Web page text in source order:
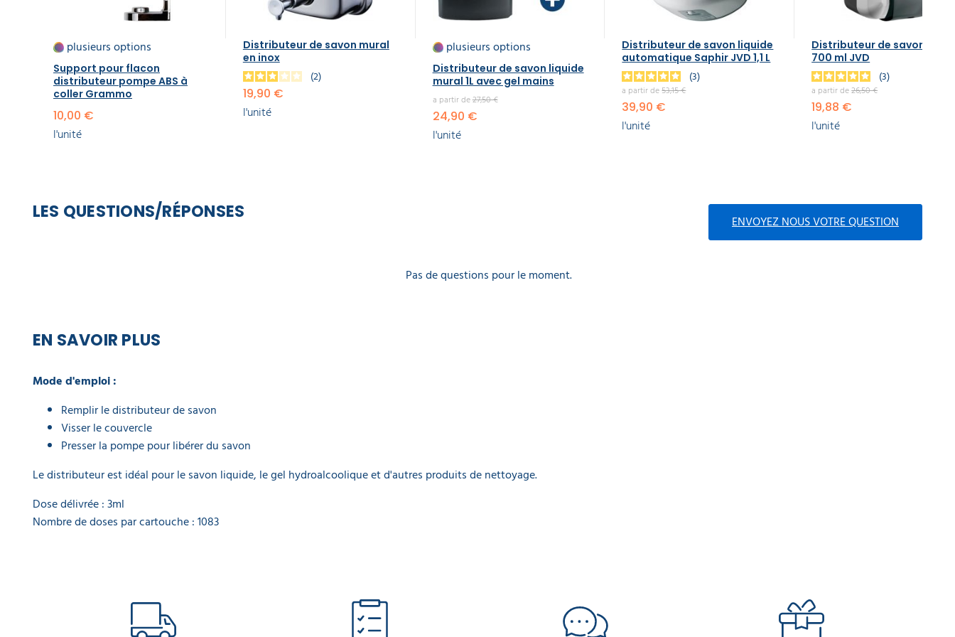
plusieurs options
Support pour flacon
distributeur pompe ABS à
coller Grammo
10,00 €
l'unité
Distributeur de savon mural
en inox
2
19,90 €
l'unité
plusieurs options
Distributeur de savon liquide
mural 1L avec gel mains
a partir de27,50 €
24,90 €
l'unité
Distributeur de savon liquide
automatique Saphir JVD 1,1 L
3
a partir de53,15 €
39,90 €
l'unité
Distributeur de savon
700 ml JVD
3
a partir de26,50 €
19,88 €
l'unité
LES QUESTIONS/RÉPONSES ENVOYEZ NOUS VOTRE QUESTION
Pas de questions pour le moment.
EN SAVOIR PLUS
Mode d'emploi :
Remplir le distributeur de savon
Visser le couvercle
Presser la pompe pour libérer du savon
Le distributeur est idéal pour le savon liquide, le gel hydroalcoolique et d'autres produits de nettoyage.
Dose délivrée : 3ml
Nombre de doses par cartouche : 1083